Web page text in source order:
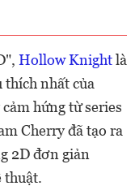
Hollow Knightlà
nhất của
hứng từ series
Cherry đã tạo ra
2D đơn giản
thuật.